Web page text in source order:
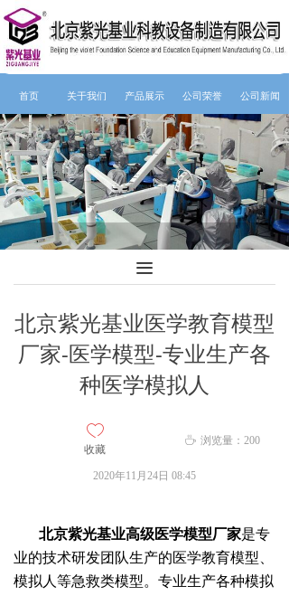
北京紫光基业医学教育模型
厂家-医学模型-专业生产各
种医学模拟人
北京紫光基业高级医学模型厂家是专
业的技术研发团队生产的医学教育模型、
模拟人等急救类模型。专业生产各种模拟
2020年11月24日 08:45
ꄘ 浏览量： 200
ꄀ
收藏
끀
首页 关于我们 产品展示 公司荣誉 公司新闻